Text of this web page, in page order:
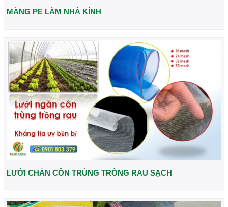
MÀNG PE LÀM NHÀ KÍNH
LƯỚI CHẮN CÔN TRÙNG TRỒNG RAU SẠCH